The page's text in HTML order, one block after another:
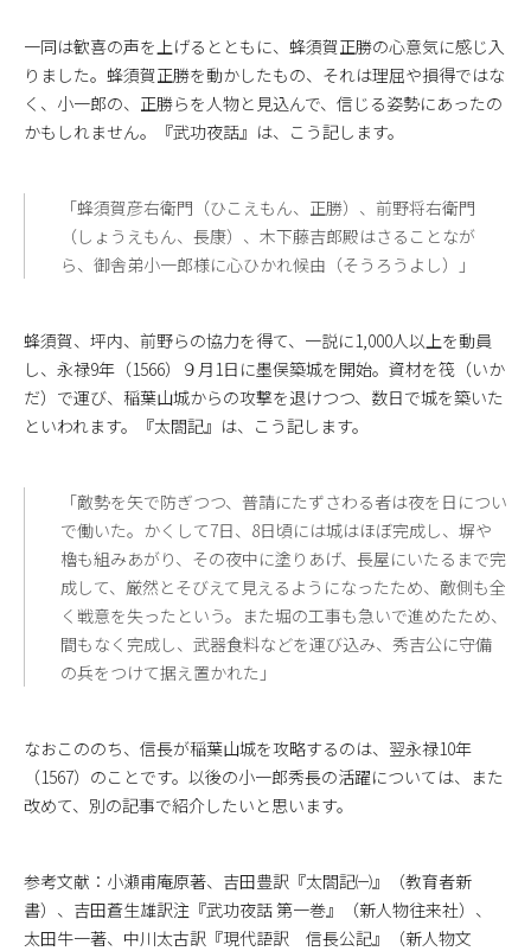
一同は歓喜の声を上げるとともに、蜂須賀正勝の心意気に感じ入
りました。蜂須賀正勝を動かしたもの、それは理屈や損得ではな
く、小一郎の、正勝らを人物と見込んで、信じる姿勢にあったの
かもしれません。『武功夜話』は、こう記します。
「蜂須賀彦右衛門（ひこえもん、正勝）、前野将右衛門
（しょうえもん、長康）、木下藤吉郎殿はさることなが
ら、御舎弟小一郎様に心ひかれ候由（そうろうよし）」
蜂須賀、坪内、前野らの協力を得て、一説に1,000人以上を動員
し、永禄9年（1566）９月1日に墨俣築城を開始。資材を筏（いか
だ）で運び、稲葉山城からの攻撃を退けつつ、数日で城を築いた
といわれます。『太閤記』は、こう記します。
「敵勢を矢で防ぎつつ、普請にたずさわる者は夜を日につい
で働いた。かくして7日、8日頃には城はほぼ完成し、塀や
櫓も組みあがり、その夜中に塗りあげ、長屋にいたるまで完
成して、厳然とそびえて見えるようになったため、敵側も全
く戦意を失ったという。また堀の工事も急いで進めたため、
間もなく完成し、武器食料などを運び込み、秀吉公に守備
の兵をつけて据え置かれた」
なおこののち、信長が稲葉山城を攻略するのは、翌永禄10年
（1567）のことです。以後の小一郎秀長の活躍については、また
改めて、別の記事で紹介したいと思います。
参考文献：小瀬甫庵原著、吉田豊訳『太閤記㈠』（教育者新
書）、吉田蒼生雄訳注『武功夜話 第一巻』（新人物往来社）、
太田牛一著、中川太古訳『現代語訳 信長公記』（新人物文